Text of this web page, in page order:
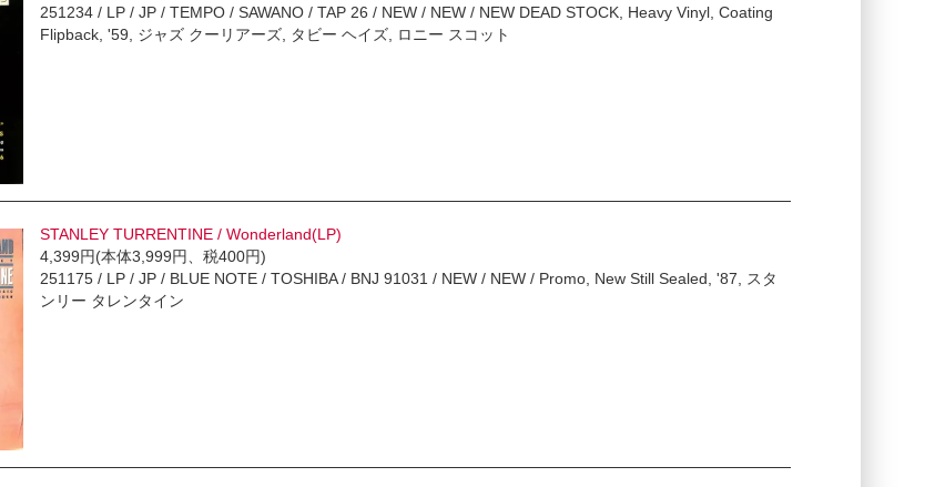
251234 / LP / JP / TEMPO / SAWANO / TAP 26 / NEW / NEW / NEW DEAD STOCK, Heavy Vinyl, Coating
Flipback, '59, ジャズ クーリアーズ, タビー ヘイズ, ロニー スコット
STANLEY TURRENTINE / Wonderland(LP)
4,399円(本体3,999円、税400円)
251175 / LP / JP / BLUE NOTE / TOSHIBA / BNJ 91031 / NEW / NEW / Promo, New Still Sealed, '87, スタ
ンリー タレンタイン